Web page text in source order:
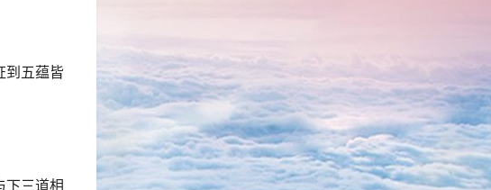
到五蕴皆
下三道相